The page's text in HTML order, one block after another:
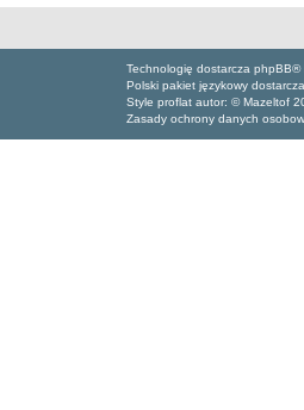
Technologię dostarcza
Polski pakiet językowy
Style proflat autor: ©Mazeltof
Zasady ochrony danych